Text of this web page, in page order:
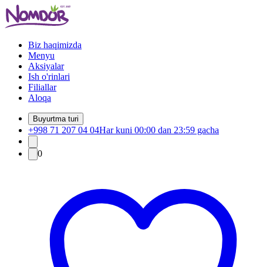
Biz haqimizda
Menyu
Aksiyalar
Ish o'rinlari
Filiallar
Aloqa
Buyurtma turi
+998 71 207 04 04Har kuni 00:00 dan 23:59 gacha
0